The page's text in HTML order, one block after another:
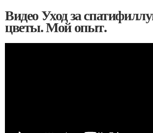
Видео Уход за
цветы. Мой опыт.